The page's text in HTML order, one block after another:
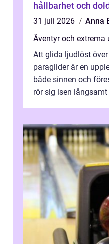
hållbarhet och
31 juli 2026
Anna
Äventyr och extrema
Att glida ljudlöst
paraglider är en
både sinnen och
rör sig isen långsamt